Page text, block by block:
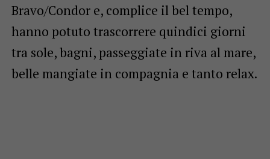
Bravo/Condor e, complice il bel tempo,
hanno potuto trascorrere quindici giorni
tra sole, bagni, passeggiate in riva al mare,
belle mangiate in compagnia e tanto relax.